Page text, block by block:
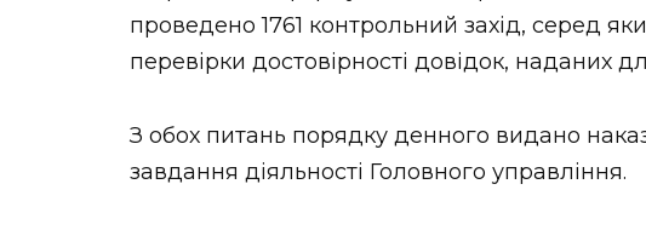
проведено 1761 контрольний захід, серед
перевірки достовірності довідок, наданих
З обох питань порядку денного видано
завдання діяльності Головного управління.